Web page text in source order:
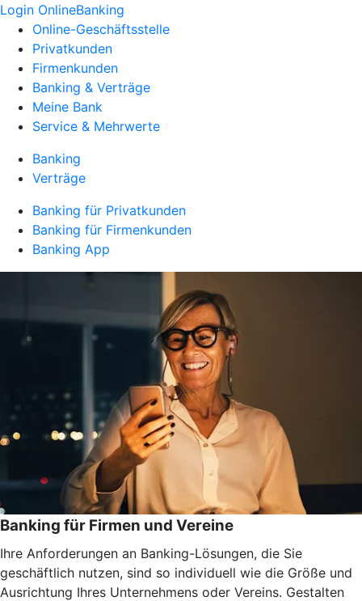
Login OnlineBanking
Online-Geschäftsstelle
Privatkunden
Firmenkunden
Banking & Verträge
Meine Bank
Service & Mehrwerte
Banking
Verträge
Banking für Privatkunden
Banking für Firmenkunden
Banking App
Banking für Firmen und Vereine
Ihre Anforderungen an Banking-Lösungen, die Sie
geschäftlich nutzen, sind so individuell wie die Größe und
Ausrichtung Ihres Unternehmens oder Vereins. Gestalten